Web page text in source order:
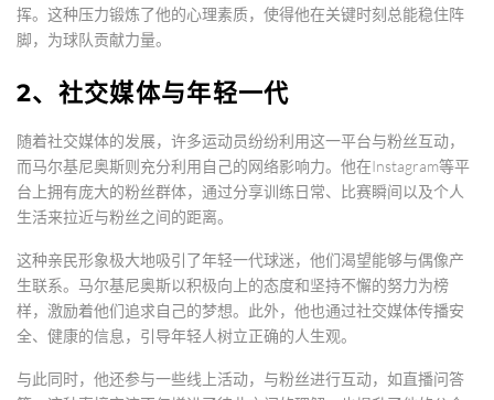
挥。这种压力锻炼了他的心理素质，使得他在关键时刻总能稳住阵
脚，为球队贡献力量。
2、社交媒体与年轻一代
随着社交媒体的发展，许多运动员纷纷利用这一平台与粉丝互动，
而马尔基尼奥斯则充分利用自己的网络影响力。他在Instagram等平
台上拥有庞大的粉丝群体，通过分享训练日常、比赛瞬间以及个人
生活来拉近与粉丝之间的距离。
这种亲民形象极大地吸引了年轻一代球迷，他们渴望能够与偶像产
生联系。马尔基尼奥斯以积极向上的态度和坚持不懈的努力为榜
样，激励着他们追求自己的梦想。此外，他也通过社交媒体传播安
全、健康的信息，引导年轻人树立正确的人生观。
与此同时，他还参与一些线上活动，与粉丝进行互动，如直播问答